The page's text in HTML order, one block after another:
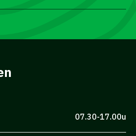
07.30-17.00u